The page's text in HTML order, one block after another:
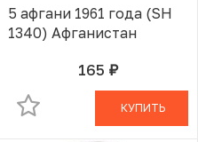
5 афгани 1961 года (SH
1340) Афганистан
165 руб.В КОРЗИНЕ
КУПИТЬ